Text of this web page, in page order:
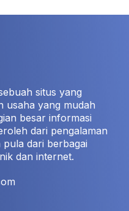
situs yang
usaha yang mudah
besar informasi
dari pengalaman
pula dari berbagai
dan internet.